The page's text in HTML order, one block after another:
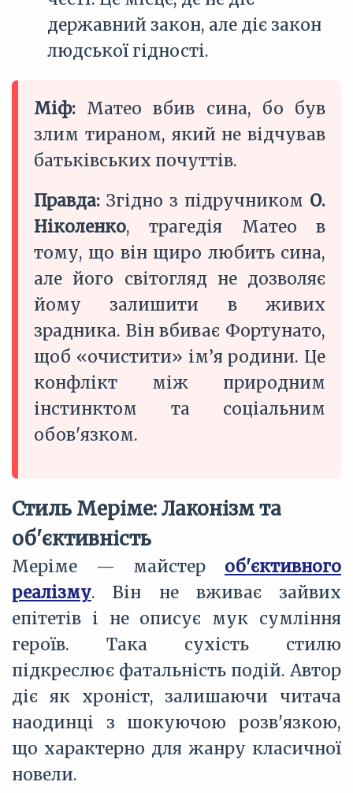
державний закон, але діє закон
людської гідності.
Міф: Матео вбив сина, бо був
злим тираном, який не відчував
батьківських почуттів.
Правда: Згідно з підручником О.
Ніколенко, трагедія Матео в
тому, що він щиро любить сина,
але його світогляд не дозволяє
йому залишити в живих
зрадника. Він вбиває Фортунато,
щоб «очистити» ім’я родини. Це
конфлікт між природним
інстинктом та соціальним
обов'язком.
Стиль Меріме: Лаконізм та
об'єктивність
Меріме — майстер об'єктивного
реалізму. Він не вживає зайвих
епітетів і не описує мук сумління
героїв. Така сухість стилю
підкреслює фатальність подій. Автор
діє як хроніст, залишаючи читача
наодинці з шокуючою розв'язкою,
що характерно для жанру класичної
новели.